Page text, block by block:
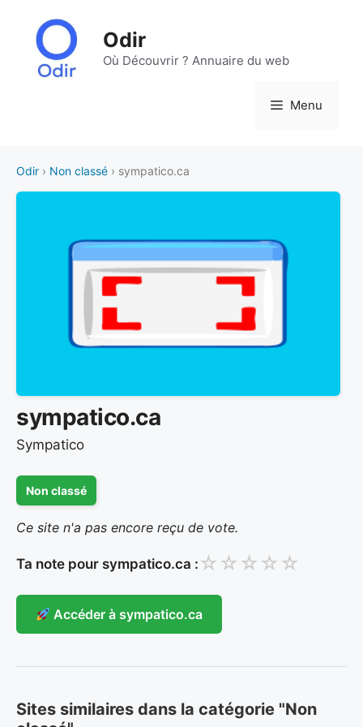
contenu
Odir
Où Découvrir ? Annuaire du web
Menu
Odir › Non classé › sympatico.ca
sympatico.ca
Sympatico
Non classé
Ce site n'a pas encore reçu de vote.
Ta note pour sympatico.ca : ☆ ☆ ☆ ☆ ☆
Accéder à sympatico.ca
Sites similaires dans la catégorie "Non